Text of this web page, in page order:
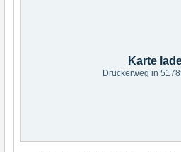
Karte
Druckerweg in